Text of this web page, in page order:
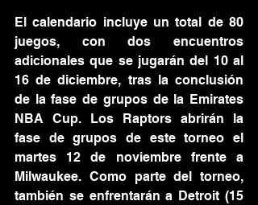
El calendario incluye un total de 80
juegos, con dos encuentros
adicionales que se jugarán del 10 al
16 de diciembre, tras la conclusión
de la fase de grupos de la Emirates
NBA Cup. Los Raptors abrirán la
fase de grupos de este torneo el
martes 12 de noviembre frente a
Milwaukee. Como parte del torneo,
también se enfrentarán a Detroit (15